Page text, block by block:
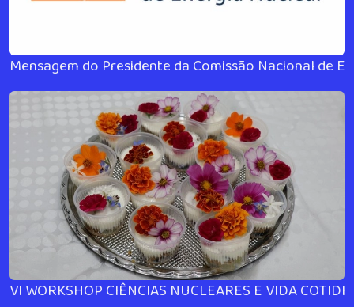
Mensagem do Presidente da Comissão Nacional de
VI WORKSHOP CIÊNCIAS NUCLEARES E VIDA